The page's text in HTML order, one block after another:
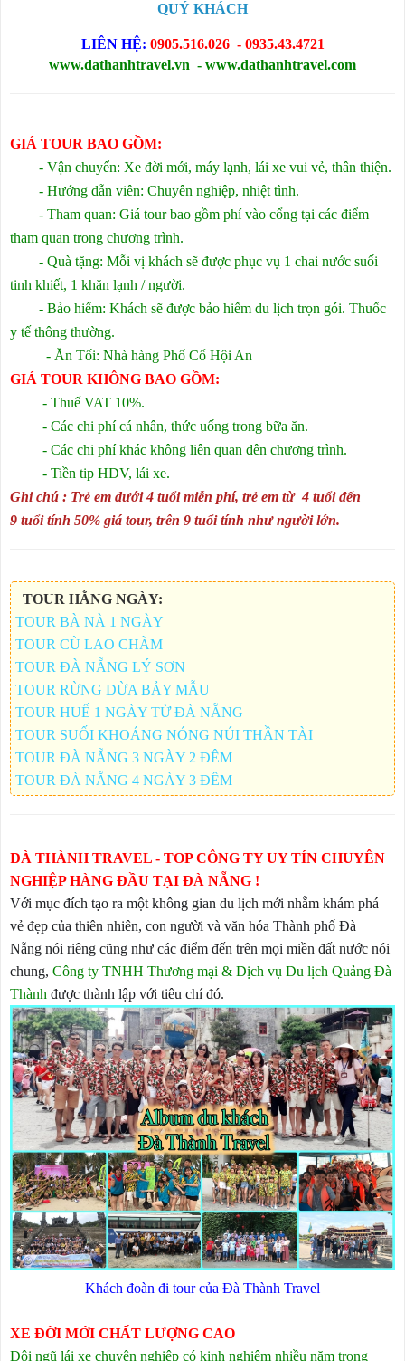
QUÝ KHÁCH
LIÊN HỆ: 0905.516.026 - 0935.43.4721
www.dathanhtravel.vn - www.dathanhtravel.com
GIÁ TOUR BAO GỒM:
- Vận chuyển: Xe đời mới, máy lạnh, lái xe vui vẻ, thân thiện.
- Hướng dẫn viên: Chuyên nghiệp, nhiệt tình.
- Tham quan: Giá tour bao gồm phí vào cổng tại các điểm
tham quan trong chương trình.
- Quà tặng: Mỗi vị khách sẽ được phục vụ 1 chai nước suối
tinh khiết, 1 khăn lạnh / người.
- Bảo hiểm: Khách sẽ được bảo hiểm du lịch trọn gói. Thuốc
y tế thông thường.
- Ăn Tối: Nhà hàng Phố Cổ Hội An
GIÁ TOUR KHÔNG BAO GỒM:
- Thuế VAT 10%.
- Các chi phí cá nhân, thức uống trong bữa ăn.
- Các chi phí khác không liên quan đên chương trình.
- Tiền tip HDV, lái xe.
Ghi chú : Trẻ em dưới 4 tuổi miễn phí, trẻ em từ 4 tuổi đến
9 tuổi tính 50% giá tour, trên 9 tuổi tính như người lớn.
TOUR HẰNG NGÀY:
TOUR BÀ NÀ 1 NGÀY
TOUR CÙ LAO CHÀM
TOUR ĐÀ NẴNG LÝ SƠN
TOUR RỪNG DỪA BẢY MẪU
TOUR HUẾ 1 NGÀY TỪ ĐÀ NẴNG
TOUR SUỐI KHOÁNG NÓNG NÚI THẦN TÀI
TOUR ĐÀ NẴNG 3 NGÀY 2 ĐÊM
TOUR ĐÀ NẴNG 4 NGÀY 3 ĐÊM
ĐÀ THÀNH TRAVEL - TOP CÔNG TY UY TÍN CHUYÊN
NGHIỆP HÀNG ĐẦU TẠI ĐÀ NẴNG !
Với mục đích tạo ra một không gian du lịch mới nhằm khám phá
vẻ đẹp của thiên nhiên, con người và văn hóa Thành phố Đà
Nẵng nói riêng cũng như các điểm đến trên mọi miền đất nước nói
chung, Công ty TNHH Thương mại & Dịch vụ Du lịch Quảng Đà
Thành được thành lập với tiêu chí đó.
Khách đoàn đi tour của Đà Thành Travel
XE ĐỜI MỚI CHẤT LƯỢNG CAO
Đội ngũ lái xe chuyên nghiệp có kinh nghiệm nhiều năm trong